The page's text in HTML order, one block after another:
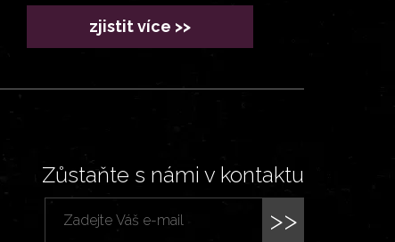
zjistit více >>
Zůstaňte s námi v kontaktu
>>